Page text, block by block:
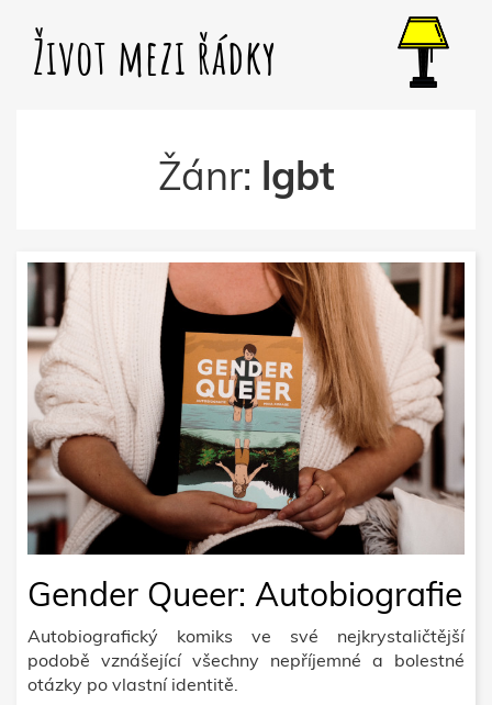
Život mezi řádky
Žánr: lgbt
Gender Queer: Autobiografie
Autobiografický komiks ve své nejkrystaličtější
podobě vznášející všechny nepříjemné a bolestné
otázky po vlastní identitě.